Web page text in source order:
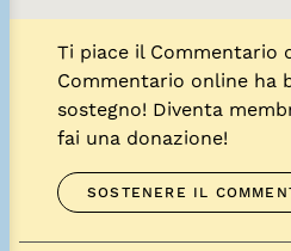
Ti piace il Commentario
Commentario online ha
sostegno! Diventa
fai una donazione!
SOSTENERE IL